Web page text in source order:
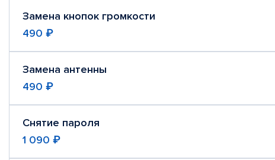
Замена кнопок громкости
490 ₽
Замена антенны
490 ₽
Снятие пароля
1 090 ₽